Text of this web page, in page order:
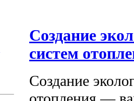
Создание
систем
Создание